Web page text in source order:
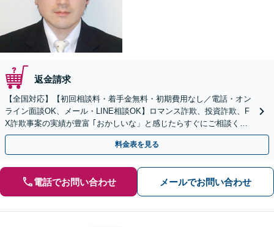
返金請求
【全国対応】【初回相談料・着手金無料・初期費用なし／電話・オン
ライン面談OK、メール・LINE相談OK】ロマンス詐欺、投資詐欺、F
X詐欺事案の実績が豊富 ｢おかしいな」と感じたらすぐにご相談くだ
さい。
料金表を見る
電話でお問い合わせ メールでお問い合わせ